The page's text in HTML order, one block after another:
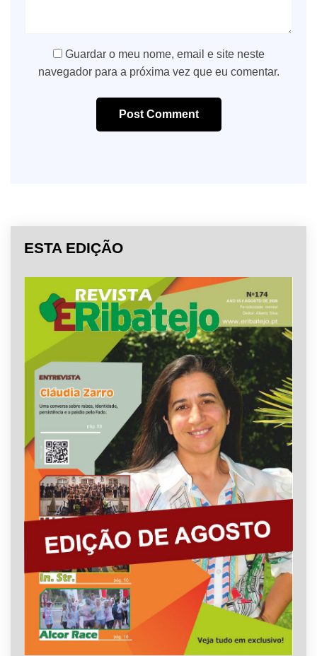
Guardar o meu nome, email e site neste
navegador para a próxima vez que eu comentar.
Post Comment
ESTA EDIÇÃO